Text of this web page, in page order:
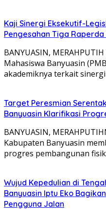
Kaji Sinergi Eksekutif-
Pengesahan Tiga
BANYUASIN,
Mahasiswa Banyuasin
akademiknya terkait
Target Peresmian
Banyuasin Klarifikasi
BANYUASIN,
Kabupaten Banyuasin
progres pembangunan
Wujud Kepedulian di
Banyuasin Iptu Eko
Pengguna Jalan